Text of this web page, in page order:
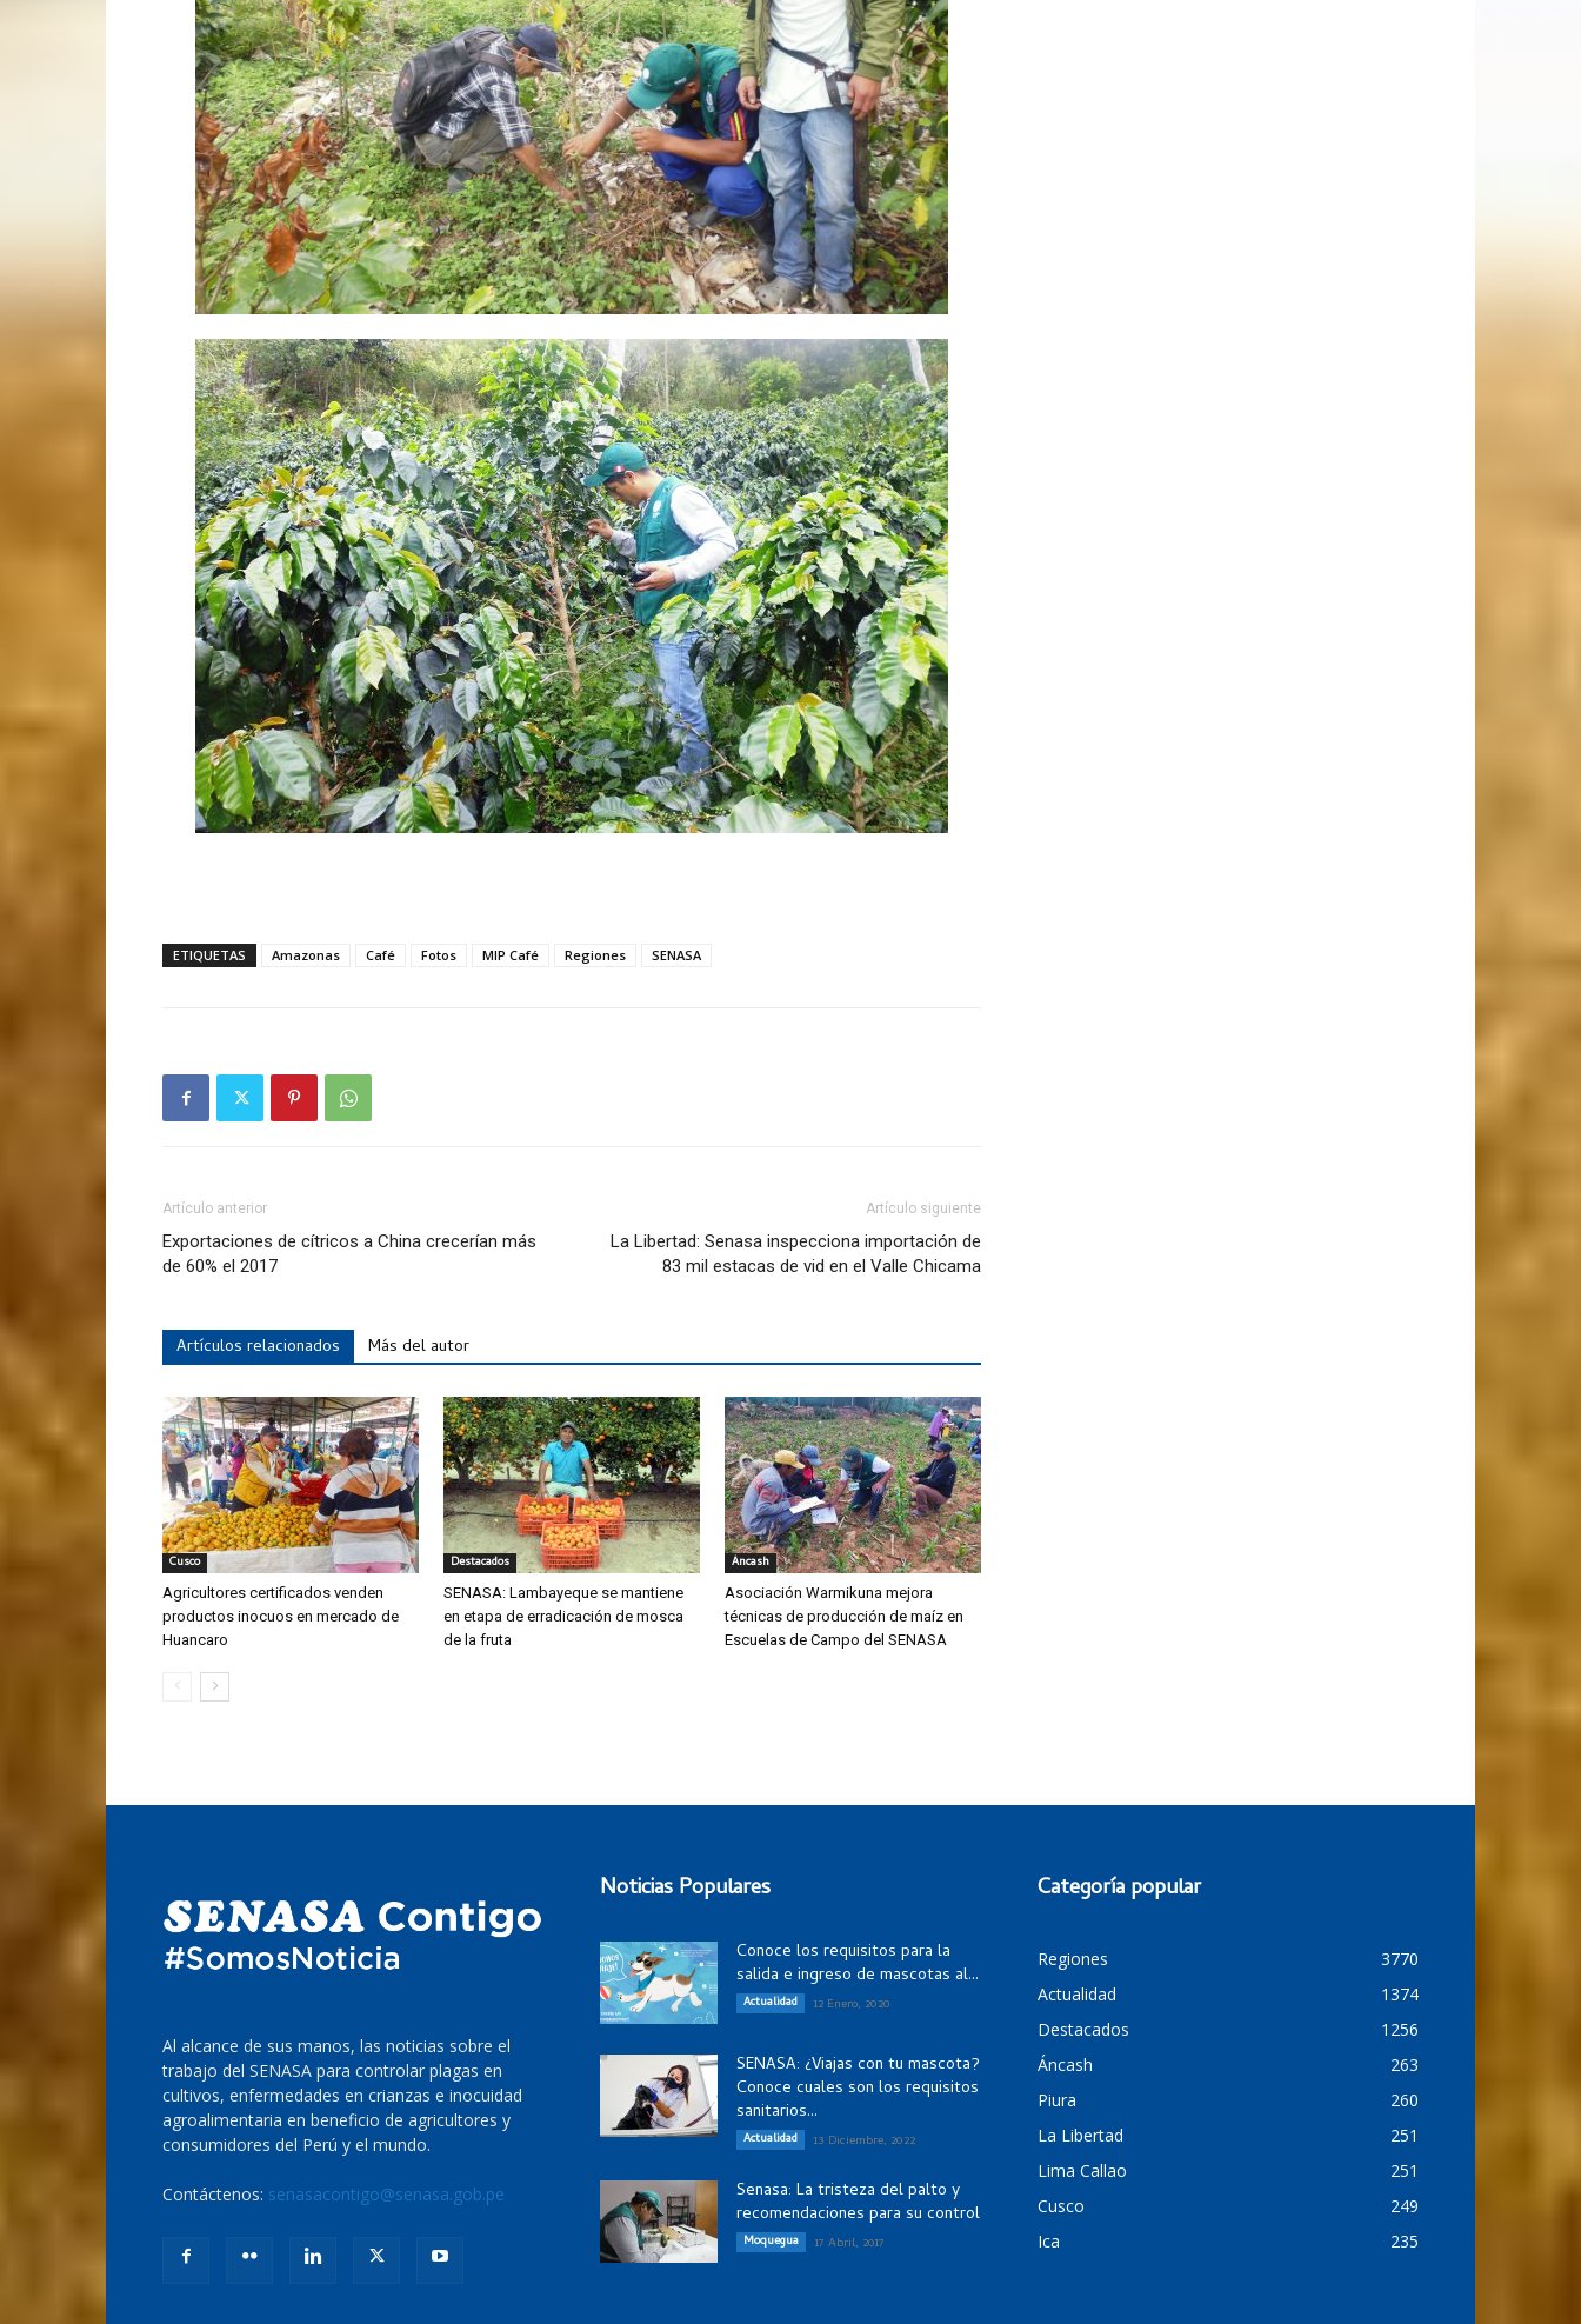
ETIQUETAS Amazonas Café Fotos MIP Café Regiones SENASA
Artículo anterior
Exportaciones de cítricos a China crecerían más
de 60% el 2017
Artículo siguiente
La Libertad: Senasa inspecciona importación de
83 mil estacas de vid en el Valle Chicama
Artículos relacionados Más del autor
Cusco
Agricultores certificados venden
productos inocuos en mercado de
Huancaro
Destacados
SENASA: Lambayeque se mantiene
en etapa de erradicación de mosca
de la fruta
Áncash
Asociación Warmikuna mejora
técnicas de producción de maíz en
Escuelas de Campo del SENASA
Al alcance de sus manos, las noticias sobre el
trabajo del SENASA para controlar plagas en
cultivos, enfermedades en crianzas e inocuidad
agroalimentaria en beneficio de agricultores y
consumidores del Perú y el mundo.
Contáctenos: senasacontigo@senasa.gob.pe
Noticias Populares
Conoce los requisitos para la
salida e ingreso de mascotas al...
Actualidad 12 Enero, 2020
SENASA: ¿Viajas con tu mascota?
Conoce cuales son los requisitos
sanitarios...
Actualidad 13 Diciembre, 2022
Senasa: La tristeza del palto y
recomendaciones para su control
Moquegua 17 Abril, 2017
Categoría popular
Regiones
3770
Actualidad
1374
Destacados
1256
Áncash
263
Piura
260
La Libertad
251
Lima Callao
251
Cusco
249
Ica
235